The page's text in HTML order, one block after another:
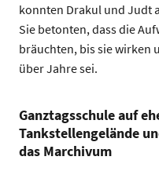
konnten Drakul und Judt
Sie betonten, dass die
bräuchten, bis sie wirken
über Jahre sei.
Ganztagsschule auf
Tankstellengelände
das Marchivum